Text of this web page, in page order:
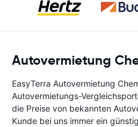
Autovermietung
EasyTerra Autovermietung
Autovermietungs-
die Preise von bekannten
Kunde bei uns immer ein